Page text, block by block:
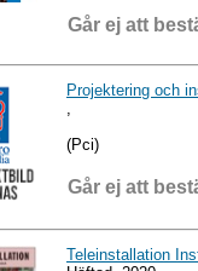
Går ej att
Projektering och
(Pci)
Går ej att
Teleinstallation